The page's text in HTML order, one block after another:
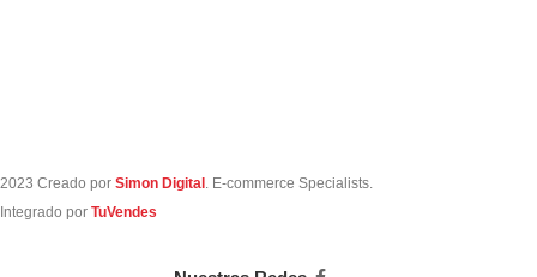
2023 Creado por Simon Digital . E-commerce Specialists.
Integrado por TuVendes